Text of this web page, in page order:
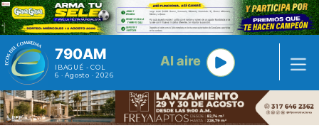
Pasar al contenido principal
790AM
IBAGUÉ - COL
6 · Agosto · 2026
Al aire